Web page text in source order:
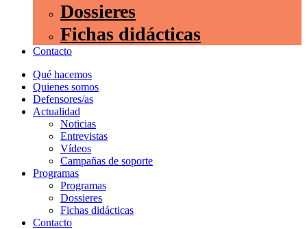
Dossieres
Fichas didácticas
Contacto
Qué hacemos
Quienes somos
Defensores/as
Actualidad
Noticias
Entrevistas
Vídeos
Campañas de soporte
Programas
Programas
Dossieres
Fichas didácticas
Contacto